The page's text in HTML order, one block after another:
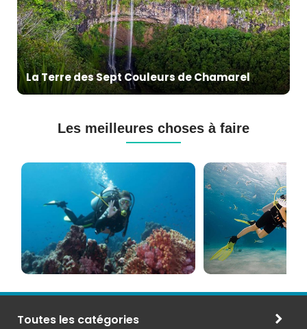
La Terre des Sept Couleurs de Chamarel
Les meilleures choses à faire
de
Sous-
marine
à
Maurice
Toutes les catégories